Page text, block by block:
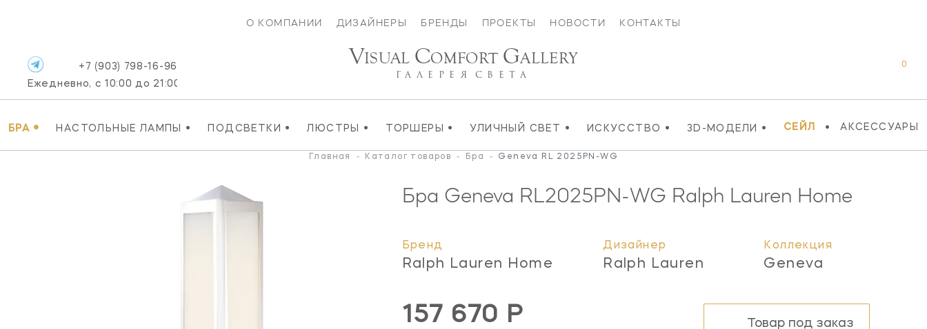
О КОМПАНИИ ДИЗАЙНЕРЫ БРЕНДЫ ПРОЕКТЫ НОВОСТИ КОНТАКТЫ
БРА • НАСТОЛЬНЫЕ ЛАМПЫ • ПОДСВЕТКИ • ЛЮСТРЫ • ТОРШЕРЫ • УЛИЧНЫЙ СВЕТ • ИСКУССТВО • 3D-МОДЕЛИ • СЕЙЛ • АКСЕССУАРЫ
+7 (903) 798-16-96
Ежедневно, с 10:00 до 21:00
0
VISUAL COMFORT GALLERY
ГАЛЕРЕЯ СВЕТА
Главная - Каталог товаров - Бра - Geneva RL 2025PN-WG
Бра Geneva RL2025PN-WG Ralph Lauren Home
Бренд
Ralph Lauren Home
Дизайнер
Ralph Lauren
Коллекция
Geneva
157 670 Р Товар под заказ